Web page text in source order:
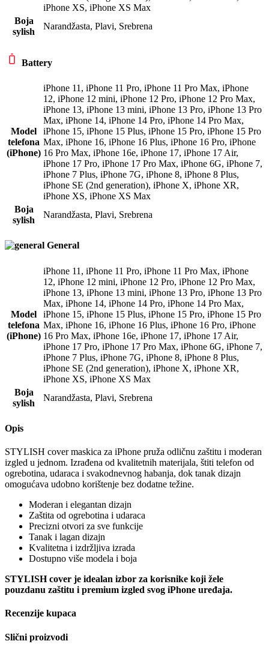
iPhone XS, iPhone XS Max
Boja
sylish
Narandžasta, Plavi, Srebrena
Battery
Model
telefona
(iPhone)
iPhone 11 , iPhone 11 Pro, iPhone 11 Pro Max, iPhone
12, iPhone 12 mini, iPhone 12 Pro, iPhone 12 Pro Max,
iPhone 13, iPhone 13 mini, iPhone 13 Pro, iPhone 13 Pro
Max, iPhone 14, iPhone 14 Pro, iPhone 14 Pro Max,
iPhone 15, iPhone 15 Plus, iPhone 15 Pro, iPhone 15 Pro
Max, iPhone 16, iPhone 16 Plus, iPhone 16 Pro, iPhone
16 Pro Max, iPhone 16e, iPhone 17, iPhone 17 Air,
iPhone 17 Pro, iPhone 17 Pro Max, iPhone 6G, iPhone 7,
iPhone 7 Plus, iPhone 7G, iPhone 8, iPhone 8 Plus,
iPhone SE (2nd generation), iPhone X, iPhone XR,
iPhone XS, iPhone XS Max
Boja
sylish
Narandžasta, Plavi, Srebrena
General
Model
telefona
(iPhone)
iPhone 11 , iPhone 11 Pro, iPhone 11 Pro Max, iPhone
12, iPhone 12 mini, iPhone 12 Pro, iPhone 12 Pro Max,
iPhone 13, iPhone 13 mini, iPhone 13 Pro, iPhone 13 Pro
Max, iPhone 14, iPhone 14 Pro, iPhone 14 Pro Max,
iPhone 15, iPhone 15 Plus, iPhone 15 Pro, iPhone 15 Pro
Max, iPhone 16, iPhone 16 Plus, iPhone 16 Pro, iPhone
16 Pro Max, iPhone 16e, iPhone 17, iPhone 17 Air,
iPhone 17 Pro, iPhone 17 Pro Max, iPhone 6G, iPhone 7,
iPhone 7 Plus, iPhone 7G, iPhone 8, iPhone 8 Plus,
iPhone SE (2nd generation), iPhone X, iPhone XR,
iPhone XS, iPhone XS Max
Boja
sylish
Narandžasta, Plavi, Srebrena
Opis
STYLISH cover maskica za iPhone pruža odličnu zaštitu i moderan
izgled u jednom. Izrađena od kvalitetnih materijala, štiti telefon od
ogrebotina, udaraca i svakodnevnog habanja, dok tanak dizajn
omogućava udobno korištenje bez dodatne težine.
Moderan i elegantan dizajn
Zaštita od ogrebotina i udaraca
Precizni otvori za sve funkcije
Tanak i lagan dizajn
Kvalitetna i izdržljiva izrada
Dostupno više modela i boja
STYLISH cover je idealan izbor za korisnike koji žele
pouzdanu zaštitu i premium izgled svog iPhone uređaja.
Recenzije kupaca
Slični proizvodi